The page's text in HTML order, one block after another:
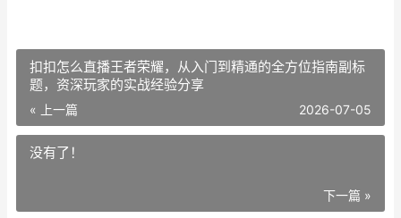
扣扣怎么直播王者荣耀，从入门到精通的全方位指南副标
题，资深玩家的实战经验分享
« 上一篇 2026-07-05
没有了！
下一篇 »